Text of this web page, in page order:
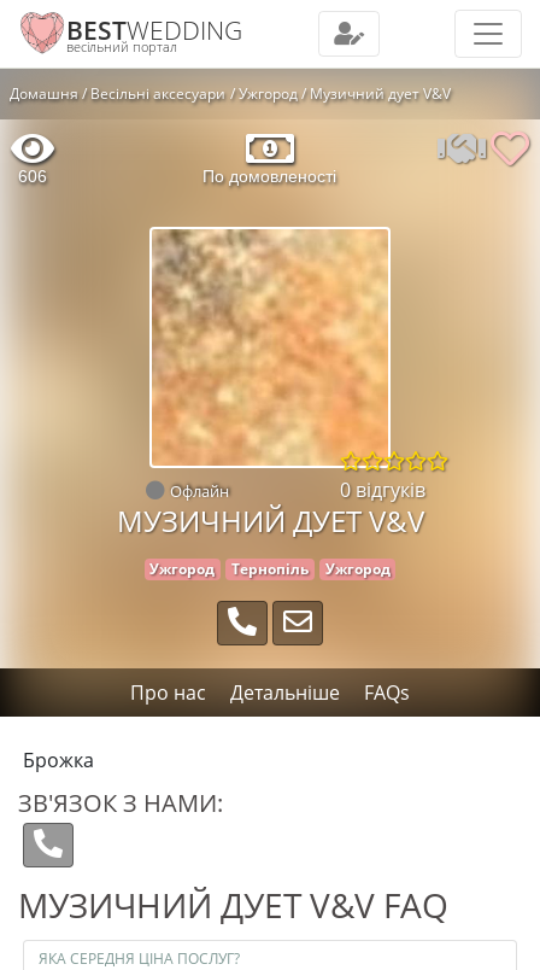
BESTWEDDING
весільний портал
Домашня Весільні аксесуари Ужгород Музичний дует V&V
606 По домовленості
Офлайн 0 відгуків
МУЗИЧНИЙ ДУЕТ V&V
Ужгород Тернопіль Ужгород
Про нас Детальніше FAQs
Брожка
ЗВ'ЯЗОК З НАМИ:
МУЗИЧНИЙ ДУЕТ V&V FAQ
ЯКА СЕРЕДНЯ ЦІНА ПОСЛУГ?